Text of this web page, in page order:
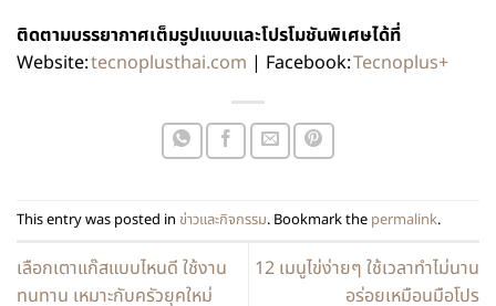
ติดตามบรรยากาศเต็มรูปแบบและโปรโมชันพิเศษได้ที่
Website:tecnoplusthai.com | Facebook:Tecnoplus+
This entry was posted in ข่าวและกิจกรรม. Bookmark the permalink.
เลือกเตาแก๊สแบบไหนดี ใช้งาน
ทนทาน เหมาะกับครัวยุคใหม่
12 เมนูไข่ง่ายๆ ใช้เวลาทำไม่นาน
อร่อยเหมือนมือโปร